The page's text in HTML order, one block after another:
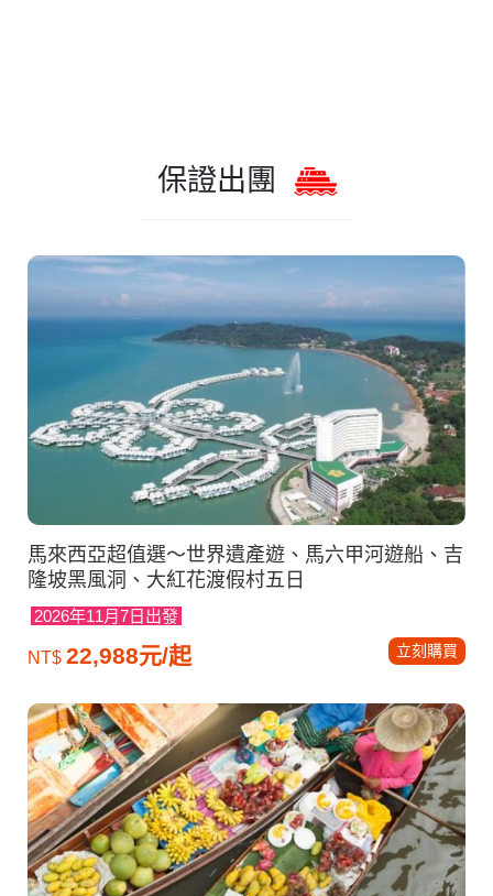
保證出團
馬來西亞超值選～世界遺產遊、馬六甲河遊船、吉
隆坡黑風洞、大紅花渡假村五日
2026年11月7日出發
NT$ 22,988元/起 立刻購買